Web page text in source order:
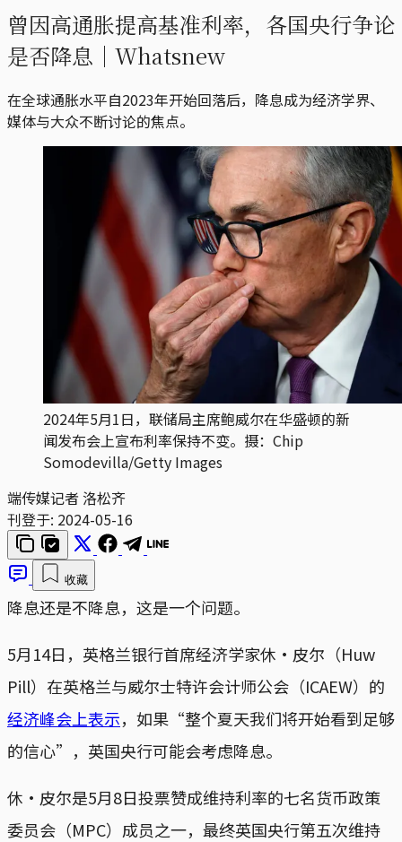
曾因高通胀提高基准利率，各国央行争论
是否降息｜Whatsnew
在全球通胀水平自2023年开始回落后，降息成为经济学界、
媒体与大众不断讨论的焦点。
2024年5月1日，联储局主席鲍威尔在华盛顿的新
闻发布会上宣布利率保持不变。摄：Chip
Somodevilla/Getty Images
端传媒记者 洛松齐
刊登于: 2024-05-16
收藏
降息还是不降息，这是一个问题。
5月14日，英格兰银行首席经济学家休·皮尔（Huw
Pill）在英格兰与威尔士特许会计师公会（ICAEW）的
经济峰会上表示，如果“整个夏天我们将开始看到足够
的信心”，英国央行可能会考虑降息。
休·皮尔是5月8日投票赞成维持利率的七名货币政策
委员会（MPC）成员之一，最终英国央行第五次维持